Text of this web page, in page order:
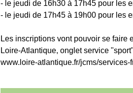
- le jeudi de 16h30 à 17h45 pour les
- le jeudi de 17h45 à 19h00 pour les
Les inscriptions vont pouvoir se faire
Loire-Atlantique, onglet service "sport"
www.loire-atlantique.fr/jcms/services-